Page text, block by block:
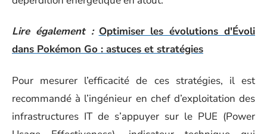
Lire également : Optimiser les évolutions d'Évoli
dans Pokémon Go : astuces et stratégies
Pour mesurer l’efficacité de ces stratégies, il est
recommandé à l’ingénieur en chef d’exploitation des
infrastructures IT de s’appuyer sur le PUE (Power